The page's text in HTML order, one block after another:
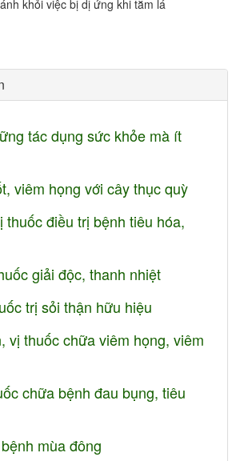
khỏi việc bị dị ứng khi tắm lá
tác dụng sức khỏe mà ít
viêm họng với cây thục quỳ
thuốc điều trị bệnh tiêu hóa,
giải độc, thanh nhiệt
trị sỏi thận hữu hiệu
vị thuốc chữa viêm họng, viêm
chữa bệnh đau bụng, tiêu
mùa đông